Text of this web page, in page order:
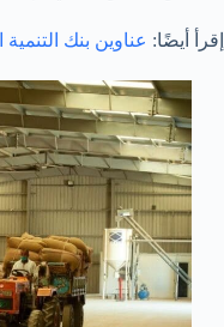
إقرأ أيضًا: عناوين بنك